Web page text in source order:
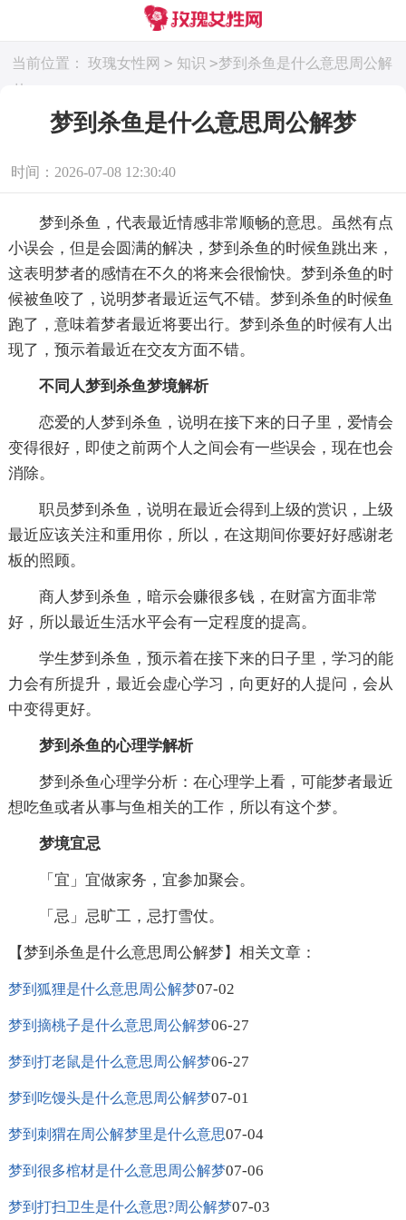
当前位置： 玫瑰女性网 > 知识 >梦到杀鱼是什么意思周公解
梦
梦到杀鱼是什么意思周公解梦
时间：2026-07-08 12:30:40
梦到杀鱼，代表最近情感非常顺畅的意思。虽然有点
小误会，但是会圆满的解决，梦到杀鱼的时候鱼跳出来，
这表明梦者的感情在不久的将来会很愉快。梦到杀鱼的时
候被鱼咬了，说明梦者最近运气不错。梦到杀鱼的时候鱼
跑了，意味着梦者最近将要出行。梦到杀鱼的时候有人出
现了，预示着最近在交友方面不错。
不同人梦到杀鱼梦境解析
恋爱的人梦到杀鱼，说明在接下来的日子里，爱情会
变得很好，即使之前两个人之间会有一些误会，现在也会
消除。
职员梦到杀鱼，说明在最近会得到上级的赏识，上级
最近应该关注和重用你，所以，在这期间你要好好感谢老
板的照顾。
商人梦到杀鱼，暗示会赚很多钱，在财富方面非常
好，所以最近生活水平会有一定程度的提高。
学生梦到杀鱼，预示着在接下来的日子里，学习的能
力会有所提升，最近会虚心学习，向更好的人提问，会从
中变得更好。
梦到杀鱼的心理学解析
梦到杀鱼心理学分析：在心理学上看，可能梦者最近
想吃鱼或者从事与鱼相关的工作，所以有这个梦。
梦境宜忌
「宜」宜做家务，宜参加聚会。
「忌」忌旷工，忌打雪仗。
【梦到杀鱼是什么意思周公解梦】相关文章：
梦到狐狸是什么意思周公解梦07-02
梦到摘桃子是什么意思周公解梦06-27
梦到打老鼠是什么意思周公解梦06-27
梦到吃馒头是什么意思周公解梦07-01
梦到刺猬在周公解梦里是什么意思07-04
梦到很多棺材是什么意思周公解梦07-06
梦到打扫卫生是什么意思?周公解梦07-03